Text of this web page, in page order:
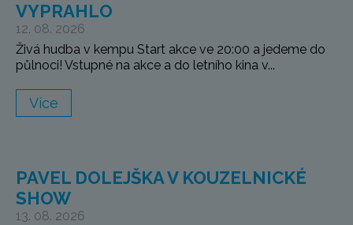
VYPRAHLO
12. 08. 2026
Živá hudba v kempu Start akce ve 20:00 a jedeme do
půlnoci! Vstupné na akce a do letního kina v...
Více
PAVEL DOLEJŠKA V KOUZELNICKÉ
SHOW
13. 08. 2026